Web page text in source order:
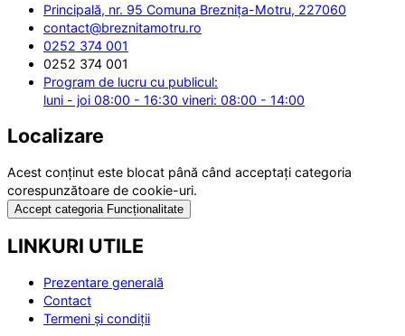
Principală, nr. 95 Comuna Breznița-Motru, 227060
contact@breznitamotru.ro
0252 374 001
0252 374 001
Program de lucru cu publicul:
luni - joi 08:00 - 16:30 vineri: 08:00 - 14:00
Localizare
Acest conținut este blocat până când acceptați categoria
corespunzătoare de cookie-uri.
Accept categoria Funcționalitate
LINKURI UTILE
Prezentare generală
Contact
Termeni și condiții